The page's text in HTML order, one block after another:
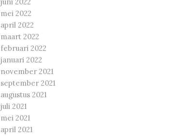
mei 2022
april 2022
maart 2022
februari 2022
januari 2022
november 2021
september 2021
augustus 2021
juli 2021
mei 2021
april 2021